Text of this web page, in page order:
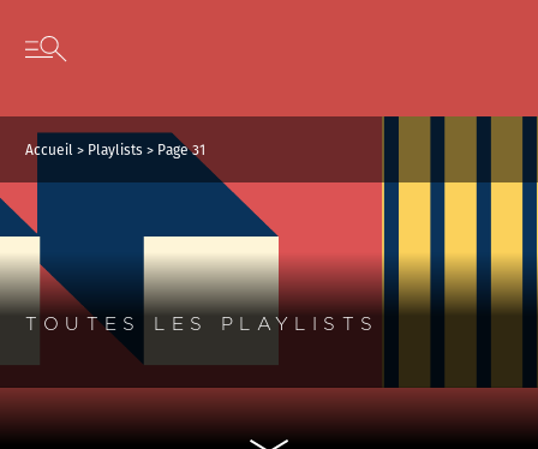
Skip to content
Open secondary menu
Accueil > Playlists > Page 31
TOUTES LES PLAYLISTS